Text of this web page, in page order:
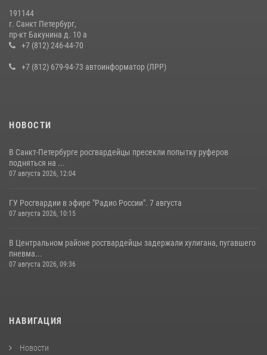
В Ленобласти сотрудники Росгвардии провели встречу с
воспитанниками детского клуба «Умные каникулы»
191144
г. Санкт Петербург,
пр-кт Бакунина д. 10 а
+7 (812) 246-44-70
+7 (812) 679-94-73 автоинформатор (ЛРР)
НОВОСТИ
В Санкт-Петербурге росгвардейцы пресекли попытку руферов
подняться на ...
07 августа 2026, 12:04
ГУ Росгвардии в эфире "Радио России". 7 августа
07 августа 2026, 10:15
В Центральном районе росгвардейцы задержали хулигана, пугавшего
пневма...
07 августа 2026, 09:36
НАВИГАЦИЯ
Новости